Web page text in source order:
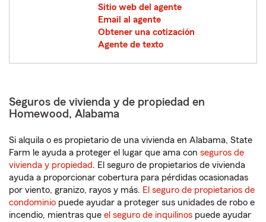
Sitio web del agente
Email al agente
Obtener una cotización
Agente de texto
Seguros de vivienda y de propiedad en
Homewood, Alabama
Si alquila o es propietario de una vivienda en Alabama, State
Farm le ayuda a proteger el lugar que ama con seguros de
vivienda y propiedad. El seguro de propietarios de vivienda
ayuda a proporcionar cobertura para pérdidas ocasionadas
por viento, granizo, rayos y más. El seguro de propietarios de
condominio puede ayudar a proteger sus unidades de robo e
incendio, mientras que el seguro de inquilinos puede ayudar